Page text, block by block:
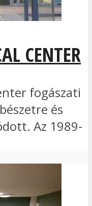
CENTER
fogászati
és
Az 1989-